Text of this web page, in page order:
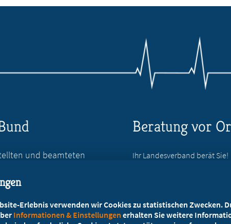
und beamteten
0
Beratung vor
Ihr Landesverband berät Sie!
Erlebnis verwenden wir Cookies zu statistischen Zwecken.
Informationen & Einstellungen erhalten Sie weitere